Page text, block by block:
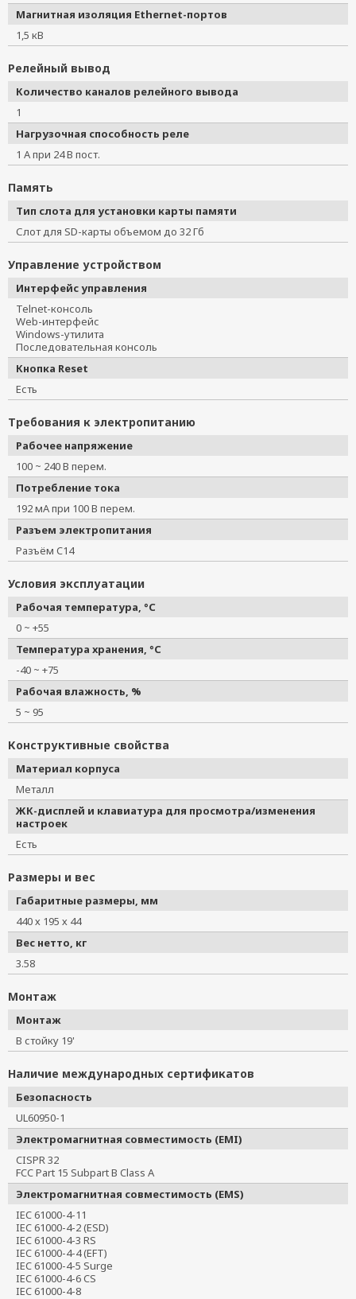
Магнитная изоляция Ethernet-портов
1,5 кВ
Релейный вывод
Количество каналов релейного вывода
1
Нагрузочная способность реле
1 А при 24 В пост.
Память
Тип слота для установки карты памяти
Слот для SD-карты объемом до 32 Гб
Управление устройством
Интерфейс управления
Telnet-консоль
Web-интерфейс
Windows-утилита
Последовательная консоль
Кнопка Reset
Есть
Требования к электропитанию
Рабочее напряжение
100 ~ 240 В перем.
Потребление тока
192 мА при 100 В перем.
Разъем электропитания
Разъём C14
Условия эксплуатации
Рабочая температура, °C
0 ~ +55
Температура хранения, °C
-40 ~ +75
Рабочая влажность, %
5 ~ 95
Конструктивные свойства
Материал корпуса
Металл
ЖК-дисплей и клавиатура для просмотра/изменения
настроек
Есть
Размеры и вес
Габаритные размеры, мм
440 х 195 х 44
Вес нетто, кг
3.58
Монтаж
Монтаж
В стойку 19'
Наличие международных сертификатов
Безопасность
UL60950-1
Электромагнитная совместимость (EMI)
CISPR 32
FCC Part 15 Subpart B Class A
Электромагнитная совместимость (EMS)
IEC 61000-4-11
IEC 61000-4-2 (ESD)
IEC 61000-4-3 RS
IEC 61000-4-4 (EFT)
IEC 61000-4-5 Surge
IEC 61000-4-6 CS
IEC 61000-4-8